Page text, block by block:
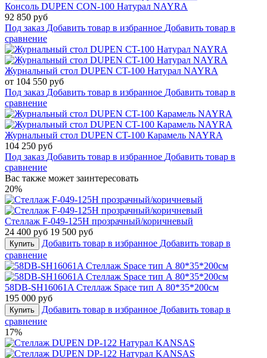
Консоль DUPEN CON-100 Натурал NAYRA
92 850 руб
Под заказ Добавить товар в избранное Добавить товар в
сравнение
Журнальный стол DUPEN CT-100 Натурал NAYRA
от 104 550 руб
Под заказ Добавить товар в избранное Добавить товар в
сравнение
Журнальный стол DUPEN CT-100 Карамель NAYRA
104 250 руб
Под заказ Добавить товар в избранное Добавить товар в
сравнение
Вас также может заинтересовать
20%
Стеллаж F-049-125H прозрачный/коричневый
24 400 руб 19 500 руб
Купить Добавить товар в избранное Добавить товар в
сравнение
58DB-SH16061A Стеллаж Space тип А 80*35*200см
195 000 руб
Купить Добавить товар в избранное Добавить товар в
сравнение
17%